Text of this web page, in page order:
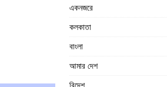
একনজরে
কলকাতা
বাংলা
আমার দেশ